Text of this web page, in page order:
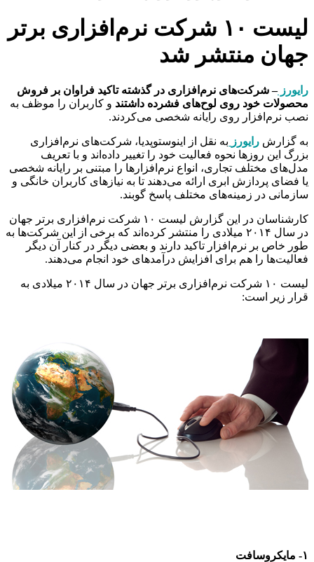
لیست ۱۰ شرکت نرم‌افزاری برتر
جهان منتشر شد
رایورز– شرکت‌های نرم‌افزاری در گذشته تاکید فراوان بر فروش
محصولات خود روی لوح‌های فشرده داشتند و کاربران را موظف به
نصب نرم‌افزار روی رایانه شخصی می‌کردند.
به گزارش رایورز به نقل از اینوستوپدیا، شرکت‌های نرم‌افزاری
بزرگ این روزها نحوه فعالیت خود را تغییر داده‌اند و با تعریف
مدل‌های مختلف تجاری، انواع نرم‌افزارها را مبتنی بر رایانه شخصی
یا فضای پردازش ابری ارائه می‌دهند تا به نیازهای کاربران خانگی و
سازمانی در زمینه‌های مختلف پاسخ گوبند.
کارشناسان در این گزارش لیست ۱۰ شرکت نرم‌افزاری برتر جهان
در سال ۲۰۱۴ میلادی را منتشر کرده‌اند که برخی از این شرکت‌ها به
طور خاص بر نرم‌افزار تاکید دارند و بعضی دیگر در کنار آن دیگر
فعالیت‌ها را هم برای افزایش درآمدهای خود انجام می‌دهند.
لیست ۱۰ شرکت نرم‌‌افزاری برتر جهان در سال ۲۰۱۴ میلادی به
قرار زیر است:
۱- مایکروسافت